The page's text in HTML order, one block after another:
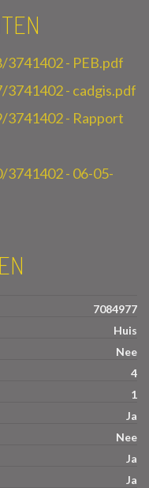
- PEB.pdf
- cadgis.pdf
3741402 - Rapport
- 06-05-
7084977
Huis
Nee
4
1
Ja
Nee
Ja
Ja